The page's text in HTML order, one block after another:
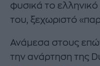
φυσικά το
του, ξεχωριστό
Ανάμεσα στους
την ανάρτηση της